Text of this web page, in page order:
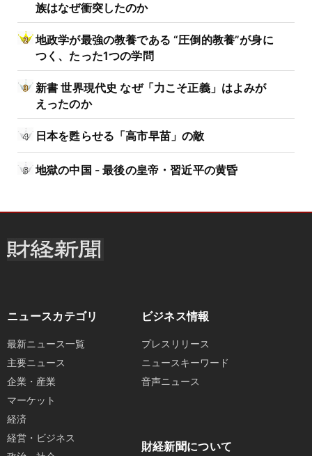
族はなぜ衝突したのか
地政学が最強の教養である “圧倒的教養”が身に
つく、たった1つの学問
新書 世界現代史 なぜ「力こそ正義」はよみが
えったのか
日本を甦らせる「高市早苗」の敵
地獄の中国 - 最後の皇帝・習近平の黄昏
ニュースカテゴリ
最新ニュース一覧
主要ニュース
企業・産業
マーケット
経済
経営・ビジネス
ビジネス情報
プレスリリース
ニュースキーワード
音声ニュース
財経新聞について